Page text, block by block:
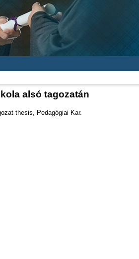
alsó tagozatán
thesis, Pedagógiai Kar.